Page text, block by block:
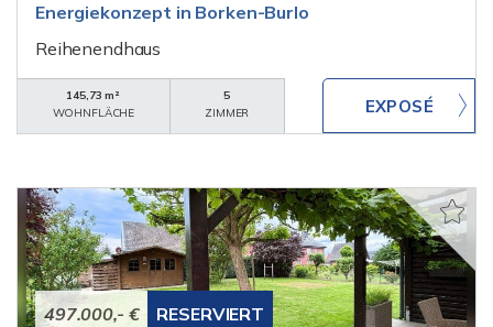
Energiekonzept in Borken-Burlo
Reihenendhaus
145,73 m²
WOHNFLÄCHE
5
ZIMMER
497.000,- € RESERVIERT